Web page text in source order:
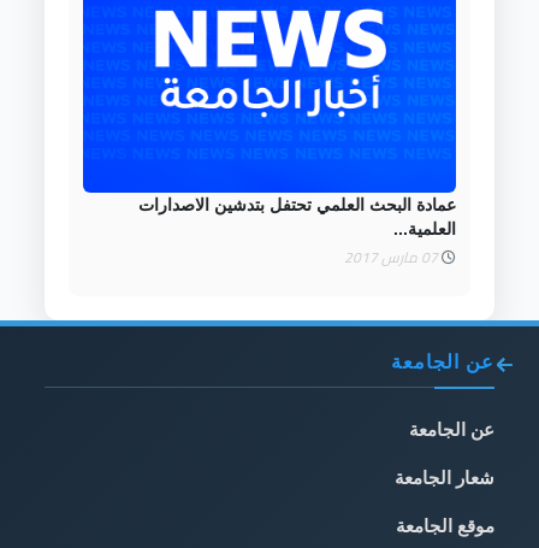
عمادة البحث العلمي تحتفل بتدشين الاصدارات
العلمية...
07 مارس 2017
عن الجامعة
عن الجامعة
شعار الجامعة
موقع الجامعة